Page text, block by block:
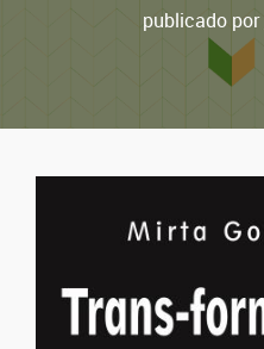
publicado por